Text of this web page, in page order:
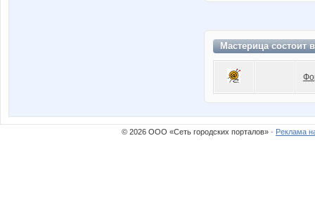
Мастерица состоит
© 2026 ООО «Сеть городских порталов» · Реклама